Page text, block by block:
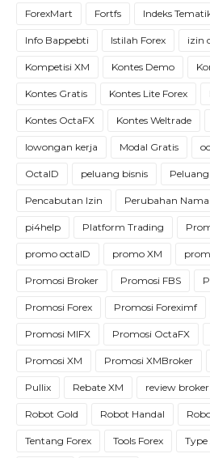
ForexMart Fortfs Indeks
Info Bappebti Istilah Forex izin
Kompetisi XM Kontes Demo
Kontes Gratis Kontes Lite Forex
Kontes OctaFX Kontes Weltrade
lowongan kerja Modal Gratis
OctaID peluang bisnis
Pencabutan Izin Perubahan Nama
pi4help Platform Trading
promo octaID promo XM
Promosi Broker Promosi FBS
Promosi Forex Promosi Foreximf
Promosi MIFX Promosi OctaFX
Promosi XM Promosi XMBroker
Pullix Rebate XM review broker
Robot Gold Robot Handal
Tentang Forex Tools Forex